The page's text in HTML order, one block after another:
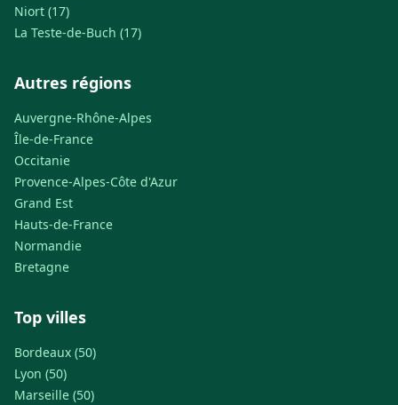
Niort (17)
La Teste-de-Buch (17)
Autres régions
Auvergne-Rhône-Alpes
Île-de-France
Occitanie
Provence-Alpes-Côte d'Azur
Grand Est
Hauts-de-France
Normandie
Bretagne
Top villes
Bordeaux (50)
Lyon (50)
Marseille (50)